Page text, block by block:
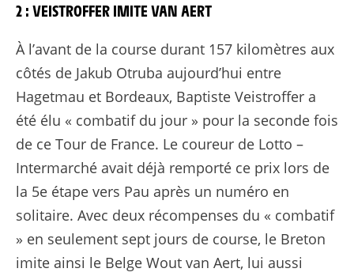
2 : VEISTROFFER IMITE VAN AERT
À l’avant de la course durant 157 kilomètres aux
côtés de Jakub Otruba aujourd’hui entre
Hagetmau et Bordeaux, Baptiste Veistroffer a
été élu « combatif du jour » pour la seconde fois
de ce Tour de France. Le coureur de Lotto –
Intermarché avait déjà remporté ce prix lors de
la 5e étape vers Pau après un numéro en
solitaire. Avec deux récompenses du « combatif
» en seulement sept jours de course, le Breton
imite ainsi le Belge Wout van Aert, lui aussi